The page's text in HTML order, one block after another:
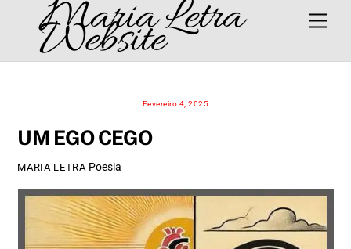
content
Maria Letra
Website
Fevereiro 4, 2025
UM EGO CEGO
MARIA LETRA Poesia